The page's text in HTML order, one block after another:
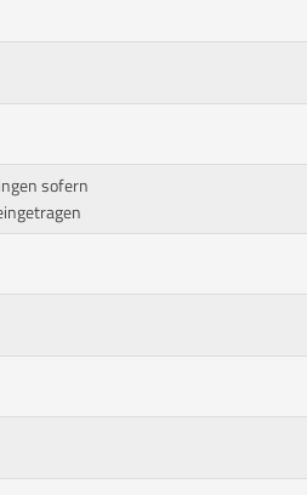
sofern